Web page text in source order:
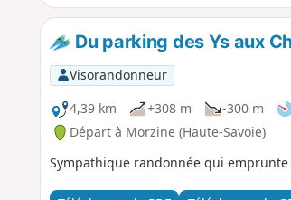
Du parking des Ys aux
Visorandonneur
4,39 km
+308 m -300 m
Départ à Morzine (Haute-Savoie)
Sympathique randonnée qui